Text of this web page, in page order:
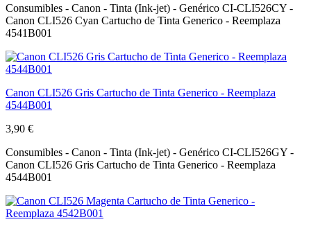
Consumibles - Canon - Tinta (Ink-jet) - Genérico CI-CLI526CY -
Canon CLI526 Cyan Cartucho de Tinta Generico - Reemplaza
4541B001
Canon CLI526 Gris Cartucho de Tinta Generico - Reemplaza
4544B001
3,90 €
Consumibles - Canon - Tinta (Ink-jet) - Genérico CI-CLI526GY -
Canon CLI526 Gris Cartucho de Tinta Generico - Reemplaza
4544B001